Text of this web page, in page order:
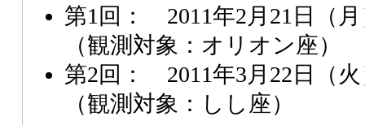
第1回： 2011年2月21日（
（観測対象：オリオン座）
第2回： 2011年3月22日（
（観測対象：しし座）